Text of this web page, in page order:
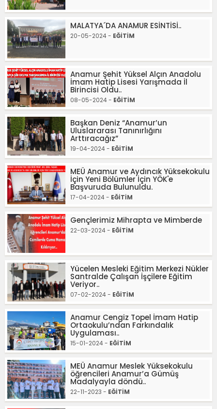
MALATYA´DA ANAMUR ESİNTİSİ..
20-05-2024 - EĞİTİM
Anamur Şehit Yüksel Alçın Anadolu
İmam Hatip Lisesi Yarışmada İl
Birincisi Oldu..
08-05-2024 - EĞİTİM
Başkan Deniz “Anamur’un
Uluslararası Tanınırlığını
Arttıracağız”
19-04-2024 - EĞİTİM
MEÜ Anamur ve Aydıncık Yüksekokulu
İçin Yeni Bölümler İçin YÖK'e
Başvuruda Bulunuldu.
17-04-2024 - EĞİTİM
Gençlerimiz Mihrapta ve Mimberde
22-03-2024 - EĞİTİM
Yücelen Mesleki Eğitim Merkezi Nükler
Santralde Çalışan İşçilere Eğitim
Veriyor..
07-02-2024 - EĞİTİM
Anamur Cengiz Topel İmam Hatip
Ortaokulu’ndan Farkındalık
Uygulaması..
15-01-2024 - EĞİTİM
MEÜ Anamur Meslek Yüksekokulu
öğrencileri Anamur’a Gümüş
Madalyayla döndü..
22-11-2023 - EĞİTİM